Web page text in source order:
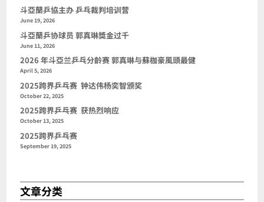
斗亞蘭乒協主办 乒乓裁判培训营
June 19, 2026
斗亞蘭乒协球员 郭真琳獎金过千
June 11, 2026
2026 年斗亞兰乒乓分齡赛 郭真琳与蘇枷豪風頭最健
April 5, 2026
2025跨界乒乓赛 钟达伟杨奕智颁奖
October 22, 2025
2025跨界乒乓赛 获热烈响应
October 13, 2025
2025跨界乒乓赛
September 19, 2025
文章分类